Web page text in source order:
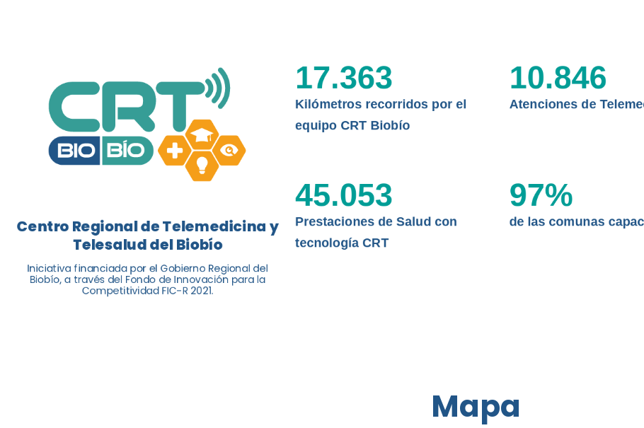
ABORDAJE CLÍNICO EN
MDPA
Telesalud del Biobío, a través de la Universidad de Concepción...
Leer más
Centro Regional de Telemedicina y
Telesalud del Biobío
Iniciativa financiada por el Gobierno Regional del
Biobío, a través del Fondo de Innovación para la
Competitividad FIC-R 2021.
Kilómetros recorridos por el
equipo CRT Biobío
17.363
Atenciones de
10.846
Prestaciones de Salud con
tecnología CRT
45.053
de las comunas
97%
Mapa